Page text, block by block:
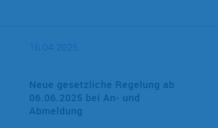
16.04.2025
Neue gesetzliche Regelung ab
06.06.2025 bei An- und
Abmeldung